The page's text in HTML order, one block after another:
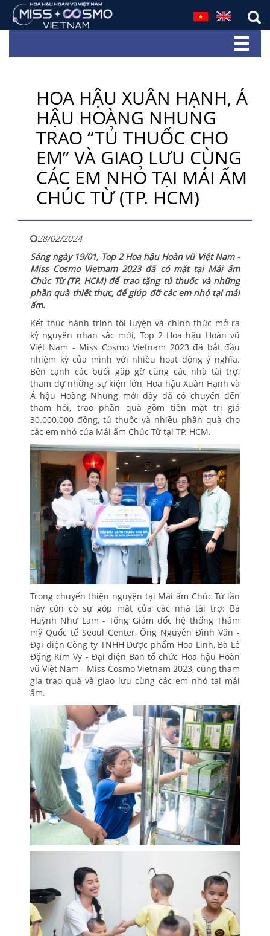
HOA HẬU XUÂN HẠNH, Á
HẬU HOÀNG NHUNG
TRAO “TỦ THUỐC CHO
EM” VÀ GIAO LƯU CÙNG
CÁC EM NHỎ TẠI MÁI ẤM
CHÚC TỪ (TP. HCM)
28/02/2024
Sáng ngày 19/01, Top 2 Hoa hậu Hoàn vũ Việt Nam -
Miss Cosmo Vietnam 2023 đã có mặt tại Mái ấm
Chúc Từ (TP. HCM) để trao tặng tủ thuốc và những
phần quà thiết thực, để giúp đỡ các em nhỏ tại mái
ấm.
Kết thúc hành trình tôi luyện và chính thức mở ra
kỷ nguyên nhan sắc mới, Top 2 Hoa hậu Hoàn vũ
Việt Nam - Miss Cosmo Vietnam 2023 đã bắt đầu
nhiệm kỳ của mình với nhiều hoạt động ý nghĩa.
Bên cạnh các buổi gặp gỡ cùng các nhà tài trợ,
tham dự những sự kiện lớn, Hoa hậu Xuân Hạnh và
Á hậu Hoàng Nhung mới đây đã có chuyến đến
thăm hỏi, trao phần quà gồm tiền mặt trị giá
30.000.000 đồng, tủ thuốc và nhiều phần quà cho
các em nhỏ của Mái ấm Chúc Từ tại TP. HCM.
Trong chuyến thiện nguyện tại Mái ấm Chúc Từ lần
này còn có sự góp mặt của các nhà tài trợ: Bà
Huỳnh Như Lam - Tổng Giám đốc hệ thống Thẩm
mỹ Quốc tế Seoul Center, Ông Nguyễn Đình Văn -
Đại diện Công ty TNHH Dược phẩm Hoa Linh, Bà Lê
Đặng Kim Vy - Đại diện Ban tổ chức Hoa hậu Hoàn
vũ Việt Nam - Miss Cosmo Vietnam 2023, cùng tham
gia trao quà và giao lưu cùng các em nhỏ tại mái
ấm.